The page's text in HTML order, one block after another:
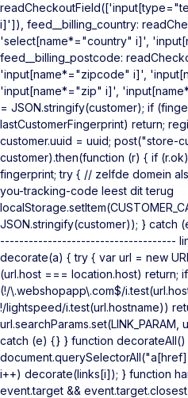
i]']), feed__billing_country:
'select[name*="country" i]',
feed__billing_postcode:
'input[name*="zipcode" i]',
'input[name*="zip" i]',
= JSON.stringify(customer); if
lastCustomerFingerprint) return;
customer.uuid = uuid; post("store-
customer).then(function (r) { if
fingerprint; try { // zelfde domein
you-tracking-code leest dit terug
JSON.stringify(customer)); }
-------------------------------------
decorate(a) { try { var url = new
(url.host === location.host) return; if
(!/\.webshopapp\.com$/
!/lightspeed/i.test(url.hostname))
catch (e) {} } function decorateAll()
i++) decorate(links[i]); } function
event.target && event.target.closest